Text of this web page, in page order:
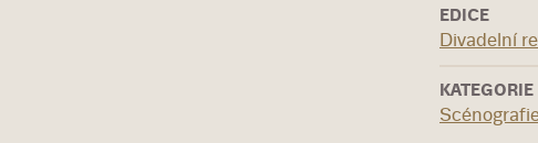
EDICE
Divadelní
KATEGORIE